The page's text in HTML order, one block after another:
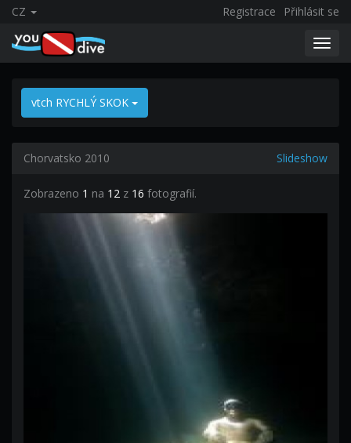
CZ Registrace Přihlásit se
vtch RYCHLÝ SKOK
Chorvatsko 2010 Slideshow
Zobrazeno 1 na 12 z 16 fotografií.